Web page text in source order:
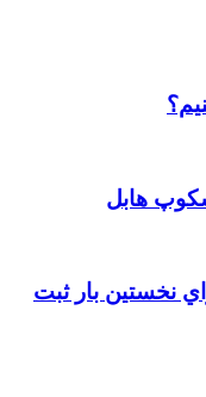
هابل
نخستين بار ثبت